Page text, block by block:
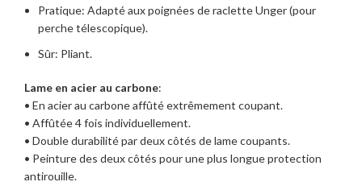
Pratique: Adapté aux poignées de raclette Unger (pour
perche télescopique).
Sûr: Pliant.
Lame en acier au carbone:
• En acier au carbone affûté extrêmement coupant.
• Affûtée 4 fois individuellement.
• Double durabilité par deux côtés de lame coupants.
• Peinture des deux côtés pour une plus longue protection
antirouille.